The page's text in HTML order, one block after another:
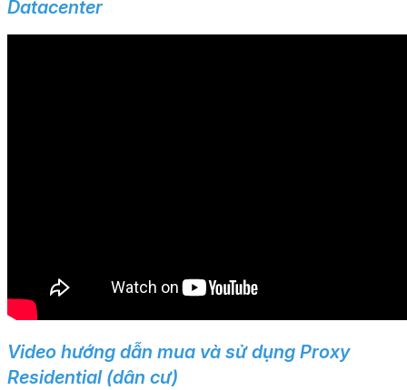
Datacenter
Video hướng dẫn mua và sử dụng Proxy
Residential (dân cư)